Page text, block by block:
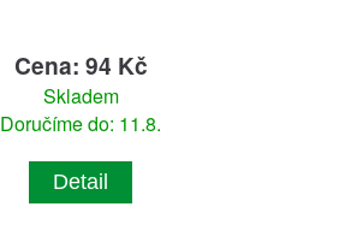
Cena: 94 Kč
Skladem
Doručíme do: 11.8.
Detail